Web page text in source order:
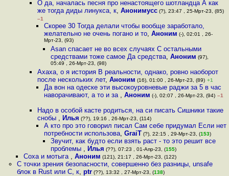
О да, началась песня про ненастоящего шотландца А как
же тогда диды линукса, к, Анонимусс(?), 23:47 , 25-Мрт-23, (85)
–1
Скорее 30 Тогда делали чтобы вообще заработало,
желательно не очень погано и то, Аноним (-), 02:01 , 26-
Мрт-23, (93)
Asan спасает не во всех случаях С остальными
средствами тоже самое Да средства,Аноним (97),
05:49 , 26-Мрт-23, (98)
Ахаха, о я история В реальности, однако, ровно наоборот
после нескольких лет, Аноним (16), 01:00 , 26-Мрт-23, (89) +1
Да вон на одеске эти высокоуровневые раджи за 5 в час
наворачивают, а то и за , Аноним (-), 02:07 , 26-Мрт-23, (94) –1
Надо в особой касте родиться, на си писать Сишники такие
снобы , Илья (??), 19:16 , 26-Мрт-23, (114)
А кто про это говорил писал Сам себе придумал Если нет
потребности использова, GraiT (?), 22:15 , 29-Мрт-23, (153)
Звучит, как будто если взять раст - то это решит все
проблемы , Илья (??), 07:23 , 01-Апр-23, (155)
Соха и мотыга , Аноним (121), 21:17 , 26-Мрт-23, (122)
С точки зрения безопасности, совершенно без разницы, unsafe
блок в Rust или C, к, ptr(??), 13:32 , 27-Мрт-23, (138)